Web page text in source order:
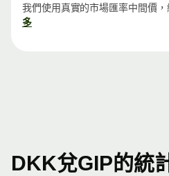
我們使用真實的市場匯率中間價，
多
DKK兌GIP的統